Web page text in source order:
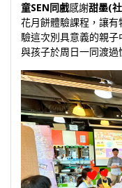
童SEN同戲感謝甜墨(
花月餅體驗課程，讓
驗這次別具意義的親
與孩子於周日一同渡過